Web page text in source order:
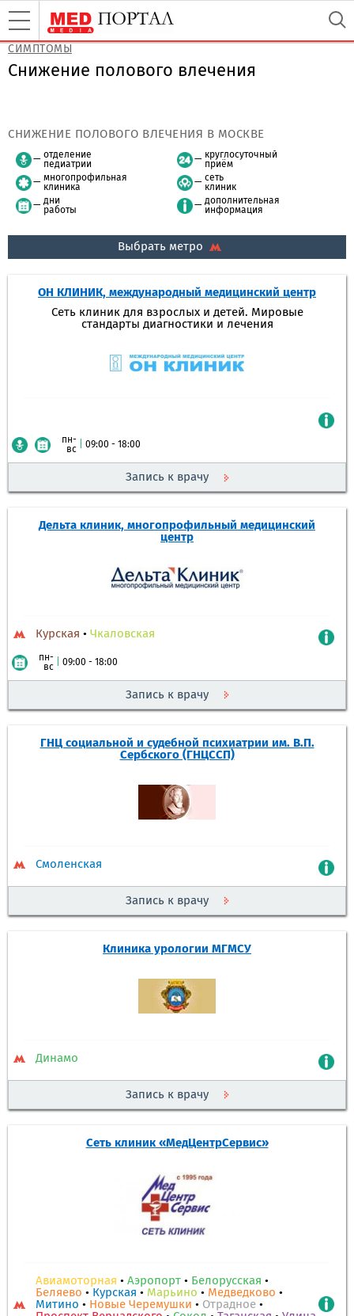
СИМПТОМЫ
Снижение полового влечения
СНИЖЕНИЕ ПОЛОВОГО ВЛЕЧЕНИЯ В МОСКВЕ
отделение
педиатрии
многопрофильная
клиника
дни
работы
круглосуточный
приём
сеть
клиник
дополнительная
информация
Выбрать метро
ОН КЛИНИК, международный медицинский центр
Сеть клиник для взрослых и детей. Мировые
стандарты диагностики и лечения
пн-
вс
09:00 - 18:00
Запись к врачу
Дельта клиник, многопрофильный медицинский
центр
Курская • Чкаловская
пн-
вс
09:00 - 18:00
Запись к врачу
ГНЦ социальной и судебной психиатрии им. В.П.
Сербского (ГНЦССП)
Смоленская
Запись к врачу
Клиника урологии МГМСУ
Динамо
Запись к врачу
Сеть клиник «МедЦентрСервис»
Авиамоторная • Аэропорт • Белорусская •
Беляево • Курская • Марьино • Медведково •
Митино • Новые Черемушки • Отрадное •